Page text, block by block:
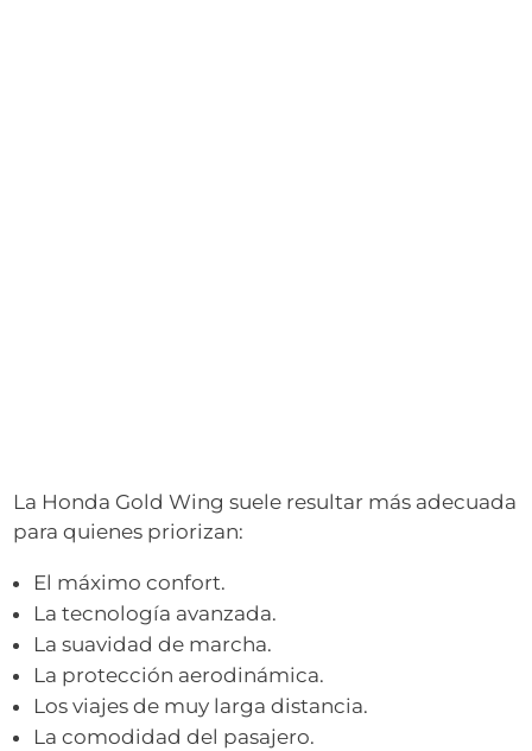
La Honda Gold Wing suele resultar más adecuada
para quienes priorizan:
El máximo confort.
La tecnología avanzada.
La suavidad de marcha.
La protección aerodinámica.
Los viajes de muy larga distancia.
La comodidad del pasajero.